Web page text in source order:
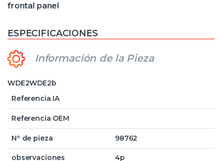
frontal panel
ESPECIFICACIONES
Información de la Pieza
WDE2WDE2b
Referencia IA
Referencia OEM
Nº de pieza 98762
observaciones 4p